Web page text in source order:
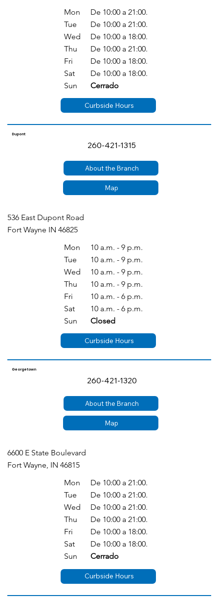
Mon
Tue
Wed
Thu
Fri
Sat
Sun
De 10:00 a 21:00.
De 10:00 a 21:00.
De 10:00 a 18:00.
De 10:00 a 21:00.
De 10:00 a 18:00.
De 10:00 a 18:00.
Cerrado
Curbside Hours
Dupont
260-421-1315
Map
About the Branch
536 East Dupont Road
Fort Wayne IN 46825
Mon
Tue
Wed
Thu
Fri
Sat
Sun
10 a.m. - 9 p.m.
10 a.m. - 9 p.m.
10 a.m. - 9 p.m.
10 a.m. - 9 p.m.
10 a.m. - 6 p.m.
10 a.m. - 6 p.m.
Closed
Curbside Hours
Georgetown
260-421-1320
Map
About the Branch
6600 E State Boulevard
Fort Wayne, IN 46815
Mon
Tue
Wed
Thu
Fri
Sat
Sun
De 10:00 a 21:00.
De 10:00 a 21:00.
De 10:00 a 21:00.
De 10:00 a 21:00.
De 10:00 a 18:00.
De 10:00 a 18:00.
Cerrado
Curbside Hours